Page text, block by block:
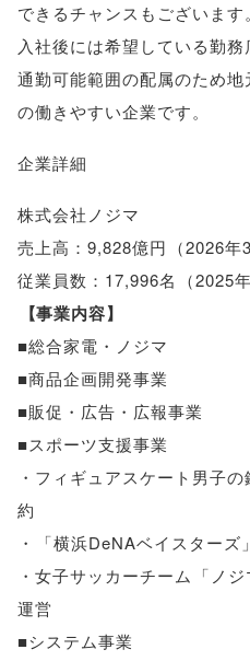
できるチャンスもございます。
入社後には希望している勤
通勤可能範囲の配属のため
の働きやすい企業です。
企業詳細
株式会社ノジマ
売上高：9,828億円 （2026年
従業員数：17,996名
（2025
【事業内容】
■総合家電・ノジマ
■商品企画開発事業
■販促・広告・広報事業
■スポーツ支援事業
・フィギュアスケート男子
約
・
「横浜DeNAベイスターズ 」
・女子サッカーチーム 「 ノ
運営
■システム事業